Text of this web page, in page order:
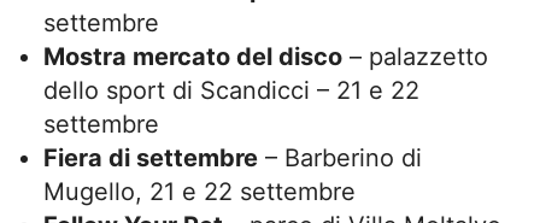
settembre
Mostra mercato del disco – palazzetto
dello sport di Scandicci – 21 e 22
settembre
Fiera di settembre – Barberino di
Mugello, 21 e 22 settembre